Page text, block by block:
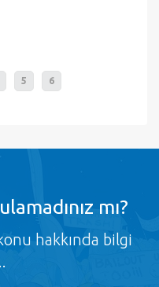
5 6
mı?
hakkında bilgi